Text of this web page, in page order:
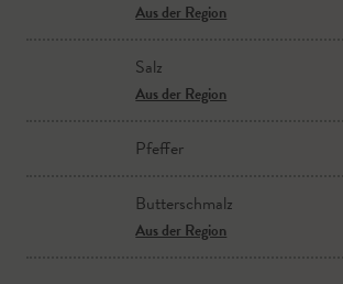
Aus der Region
Salz
Aus der Region
Pfeffer
Butterschmalz
Aus der Region